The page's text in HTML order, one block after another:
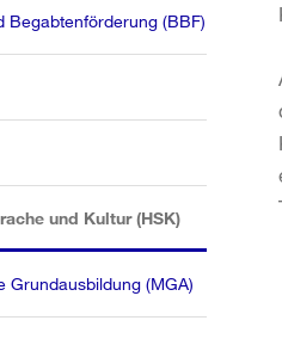
Begabtenförderung (BBF)
und Kultur (HSK)(aktiv)
Grundausbildung (MGA)